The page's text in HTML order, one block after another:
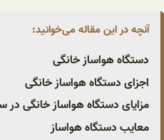
آنچه در این مقاله می‌خوانید:
دستگاه هواساز خانگی
اجزای دستگاه هواساز خانگی
مزایای دستگاه هواساز خانگی
معایب دستگاه هواساز